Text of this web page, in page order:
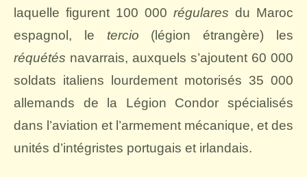
laquelle figurent 100 000 régulares du Maroc
espagnol, le tercio (légion étrangère) les
réquétés navarrais, auxquels s’ajoutent 60 000
soldats italiens lourdement motorisés 35 000
allemands de la Légion Condor spécialisés
dans l’aviation et l’armement mécanique, et des
unités d’intégristes portugais et irlandais.